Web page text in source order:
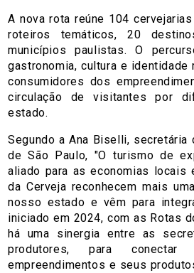
A nova rota reúne 104
roteiros temáticos, 20
municípios paulistas. O
gastronomia, cultura e identidade
consumidores dos
circulação de visitantes por
estado.
Segundo a Ana Biselli, secretária
de São Paulo, "O turismo de
aliado para as economias locais
da Cerveja reconhecem mais
nosso estado e vêm para
iniciado em 2024, com as Rotas
há uma sinergia entre as
produtores, para
empreendimentos e seus